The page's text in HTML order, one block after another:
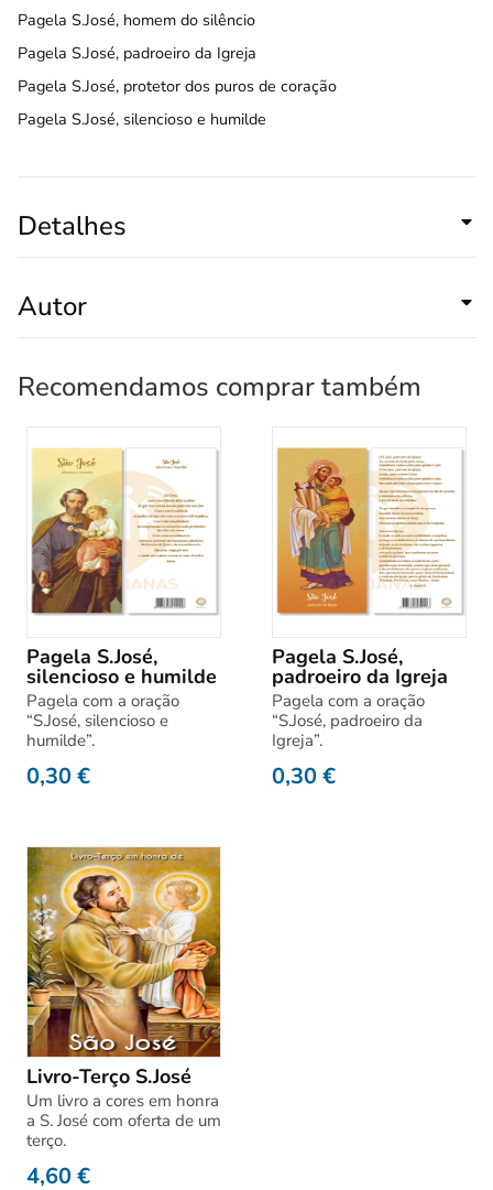
Pagela S.José, homem do silêncio
Pagela S.José, padroeiro da Igreja
Pagela S.José, protetor dos puros de coração
Pagela S.José, silencioso e humilde
Detalhes
Autor
Recomendamos comprar também
Pagela S.José,
silencioso e humilde
Pagela com a oração
“S.José, silencioso e
humilde”.
0,30€
Pagela S.José,
padroeiro da Igreja
Pagela com a oração
“S.José, padroeiro da
Igreja”.
0,30€
Livro-Terço S.José
Um livro a cores em honra
a S. José com oferta de um
terço.
4,60€